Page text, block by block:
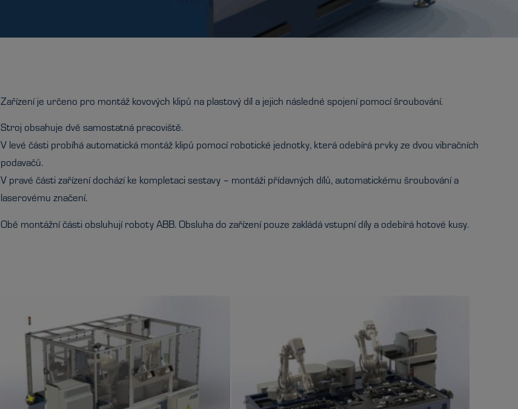
Zařízení je určeno pro montáž kovových klipů na plastový díl a jejich následné spojení pomocí šroubování.
Stroj obsahuje dvě samostatná pracoviště.
V levé části probíhá automatická montáž klipů pomocí robotické jednotky, která odebírá prvky ze dvou vibračních
podavačů.
V pravé části zařízení dochází ke kompletaci sestavy – montáži přídavných dílů, automatickému šroubování a
laserovému značení.
Obě montážní části obsluhují roboty ABB. Obsluha do zařízení pouze zakládá vstupní díly a odebírá hotové kusy.